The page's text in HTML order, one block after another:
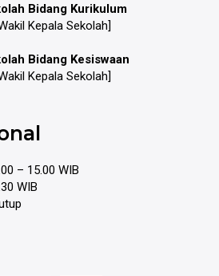
Bidang Kurikulum
Kepala Sekolah]
Bidang Kesiswaan
Kepala Sekolah]
– 15.00 WIB
WIB